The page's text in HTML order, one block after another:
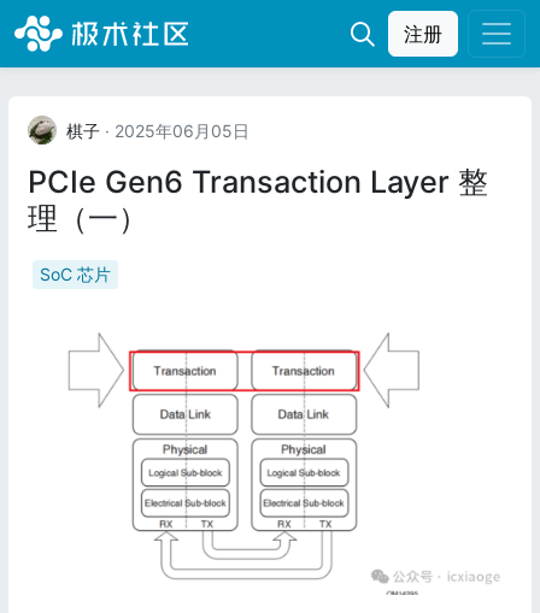
注册
棋子 · 2025年06月05日
PCIe Gen6 Transaction Layer 整
理（一）
SoC 芯片